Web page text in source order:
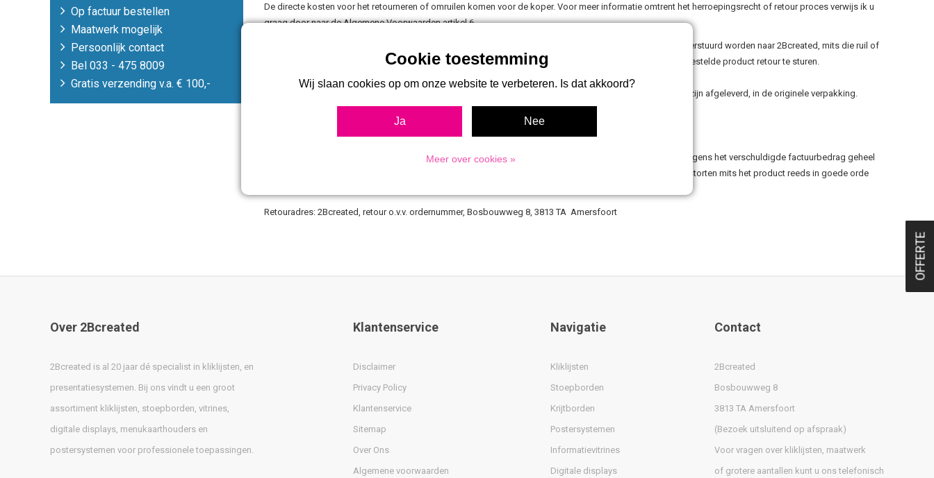
Op factuur bestellen
Maatwerk mogelijk
Persoonlijk contact
Bel 033 - 475 8009
Gratis verzending v.a. € 100,-
De directe kosten voor het retourneren of omruilen komen voor de koper. Voor meer informatie omtrent het herroepingsrecht of retour proces verwijs ik u
graag door naar de Algemene Voorwaarden artikel 6.
De door Afnemer uit voorraad gekochte en betaalde of nog te betalen goederen kunnen geruild of retour verstuurd worden naar 2Bcreated, mits die ruil of
retournering plaatsvindt binnen 14 dagen na aankomst. Na annulering heeft u nogmaals 14 dagen om het bestelde product retour te sturen.
Omruiling of retourneren kan alleen wanneer de goederen ongebruikt zijn en verkeren in de staat waarin ze zijn afgeleverd, in de originele verpakking.
Het retour zenden of omruilen is voor kosten Afnemer.
Om gebruik te maken van dit recht kunt u contact met ons opnemen via
. Wij zullen vervolgens het verschuldigde factuurbedrag geheel
crediteren, en wanneer het bedrag reeds voldaan was, binnen 14 dagen na aanmelding van uw retour terugstorten mits het product reeds in goede orde
Retouradres: 2Bcreated, retour o.v.v. ordernummer, Bosbouwweg 8, 3813 TA Amersfoort
Over 2Bcreated
2Bcreated is al 20 jaar dé specialist in kliklijsten, en
presentatiesystemen. Bij ons vindt u een groot
assortiment kliklijsten, stoepborden, vitrines,
digitale displays, menukaarthouders en
postersystemen voor professionele toepassingen.
Klantenservice
Disclaimer
Privacy Policy
Klantenservice
Sitemap
Over Ons
Algemene voorwaarden
Navigatie
Kliklijsten
Stoepborden
Krijtborden
Postersystemen
Informatievitrines
Digitale displays
Contact
2Bcreated
Bosbouwweg 8
3813 TA Amersfoort
(Bezoek uitsluitend op afspraak)
Voor vragen over kliklijsten, maatwerk
of grotere aantallen kunt u ons telefonisch
OFFERTE
Wij slaan cookies op om onze website te verbeteren. Is dat akkoord?
Ja Nee
Meer over cookies »